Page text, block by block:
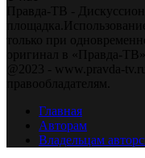
Правда-ТВ -
только при
оригинал в «Правда-ТВ»
@2023 - www.pravda-
правообладателям.
Главная
Авторам
Владельцам